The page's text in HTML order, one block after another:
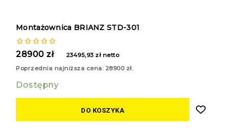
Montażownica BRIANZ STD-301
0
5
28900 zł 23495,93 złnetto
Poprzednia najniższa cena: 28900 zł.
Dostępny
DO KOSZYKA